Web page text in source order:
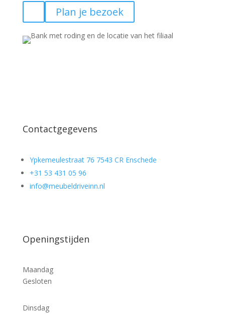
Plan je bezoek
Contactgegevens
Ypkemeulestraat 76 7543 CR Enschede
+31 53 431 05 96
info@meubeldriveinn.nl
Openingstijden
Maandag
Gesloten
Dinsdag